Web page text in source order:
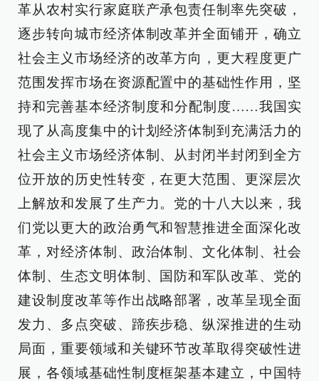
革从农村实行家庭联产承包责任制率先突破，
逐步转向城市经济体制改革并全面铺开，确立
社会主义市场经济的改革方向，更大程度更广
范围发挥市场在资源配置中的基础性作用，坚
持和完善基本经济制度和分配制度……我国实
现了从高度集中的计划经济体制到充满活力的
社会主义市场经济体制、从封闭半封闭到全方
位开放的历史性转变，在更大范围、更深层次
上解放和发展了生产力。党的十八大以来，我
们党以更大的政治勇气和智慧推进全面深化改
革，对经济体制、政治体制、文化体制、社会
体制、生态文明体制、国防和军队改革、党的
建设制度改革等作出战略部署，改革呈现全面
发力、多点突破、蹄疾步稳、纵深推进的生动
局面，重要领域和关键环节改革取得突破性进
展，各领域基础性制度框架基本建立，中国特